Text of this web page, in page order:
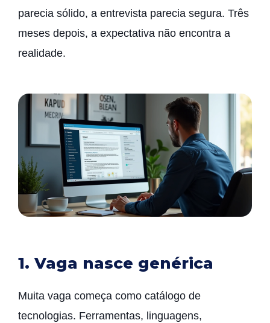
parecia sólido, a entrevista parecia segura. Três
meses depois, a expectativa não encontra a
realidade.
1. Vaga nasce genérica
Muita vaga começa como catálogo de
tecnologias. Ferramentas, linguagens,